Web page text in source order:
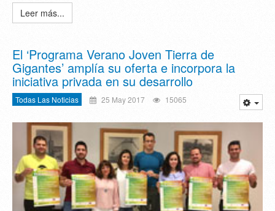
Leer más...
El ‘Programa Verano Joven Tierra de
Gigantes’ amplía su oferta e incorpora la
iniciativa privada en su desarrollo
Todas Las Noticias 25 May 2017 15065